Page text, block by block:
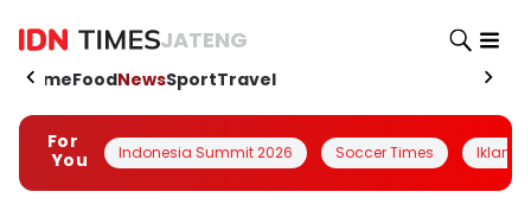
JATENG
HomeFoodNewsSportTravel
For
You
Indonesia Summit 2026 Soccer Times Iklanin